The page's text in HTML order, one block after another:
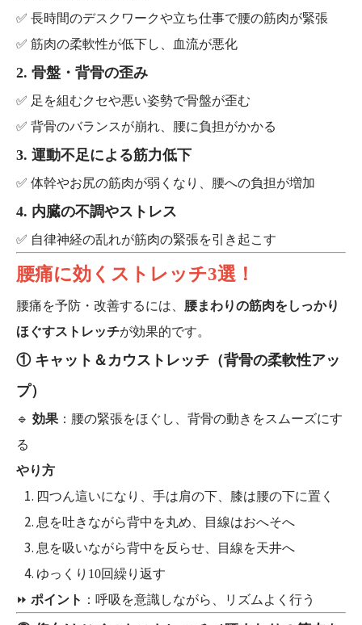
✅ 長時間のデスクワークや立ち仕事で腰の筋肉が緊張
✅ 筋肉の柔軟性が低下し、血流が悪化
2. 骨盤・背骨の歪み
✅ 足を組むクセや悪い姿勢で骨盤が歪む
✅ 背骨のバランスが崩れ、腰に負担がかかる
3. 運動不足による筋力低下
✅ 体幹やお尻の筋肉が弱くなり、腰への負担が増加
4. 内臓の不調やストレス
✅ 自律神経の乱れが筋肉の緊張を引き起こす
腰痛に効くストレッチ3選！
腰痛を予防・改善するには、 腰まわりの筋肉をしっかり
ほぐすストレッチが効果的です。
① キャット＆カウストレッチ（背骨の柔軟性アッ
プ）
🔹 効果 ：腰の緊張をほぐし、背骨の動きをスムーズにす
る
やり方
四つん這いになり、手は肩の下、膝は腰の下に置く
息を吐きながら背中を丸め、目線はおへそへ
息を吸いながら背中を反らせ、目線を天井へ
ゆっくり10回繰り返す
⏩ ポイント ：呼吸を意識しながら、リズムよく行う